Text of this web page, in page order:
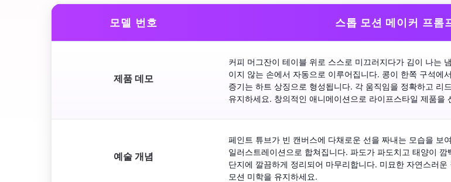
모델 번호 스톱 모션 메이커 프롬
제품 데모
커피 머그잔이 테이블 위로 스스로 미끄러지다가 김이 나는
이지 않는 손에서 자동으로 이루어집니다. 콩이 한쪽 구석에
증기는 하트 상징으로 형성됩니다. 각 움직임을 정확하고 리
유지하세요. 창의적인 애니메이션으로 라이프스타일 제품을
예술 개념
페인트 튜브가 빈 캔버스에 다채로운 선을 짜내는 모습을 보
일러스트레이션으로 합쳐집니다. 파도가 파도치고 태양이
단지에 깔끔하게 정리되어 마무리합니다. 미묘한 자연스러
모션 미학을 유지하세요.